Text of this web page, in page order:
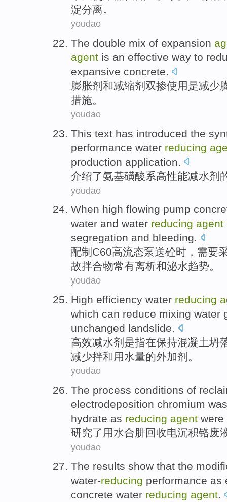
淀分离。
youdao
The double mix of expansion
agent is an effective way to
expansive concrete.
膨胀剂 和减缩剂 双掺使用是减少
措施。
youdao
This text has introduced the
performance water reducing
production application
介绍了氨基磺酸系高性能减水剂
youdao
When high flowing pump
water and water reducing agent
segregation and bleeding.
配制 C60高流态泵送砼时 ，需要
故拌合物常有离析和泌水趋势。
youdao
High efficiency water reducing
which can reduce mixing water
unchanged landslide.
高效减水剂 是指在保持混凝土坍
减少拌和用水量的外加剂 。
youdao
The process conditions of
electrodeposition chromium
hydrate as reducing agent were
研究了 用水合肼回收电沉积铬废
youdao
The results show that the
water-reducing performance as
concrete water reducing agent.